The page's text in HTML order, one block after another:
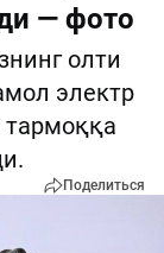
— фото
олти
электр
Поделиться